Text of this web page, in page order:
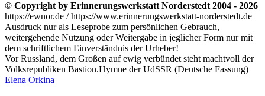
© Copyright by Erinnerungswerkstatt Norderstedt 2004 - 2026
https://ewnor.de / https://www.erinnerungswerkstatt-norderstedt.de
Ausdruck nur als Leseprobe zum persönlichen Gebrauch,
weitergehende Nutzung oder Weitergabe in jeglicher Form nur mit
dem schriftlichem Einverständnis der Urheber!
Vor Russland, dem Großen auf ewig verbündet steht machtvoll der
Volksrepubliken Bastion.Hymne der UdSSR (Deutsche Fassung)
Elena Orkina